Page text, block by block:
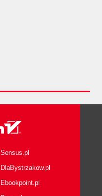
Sensus.pl
DlaBystrzakow.pl
Ebookpoint.pl